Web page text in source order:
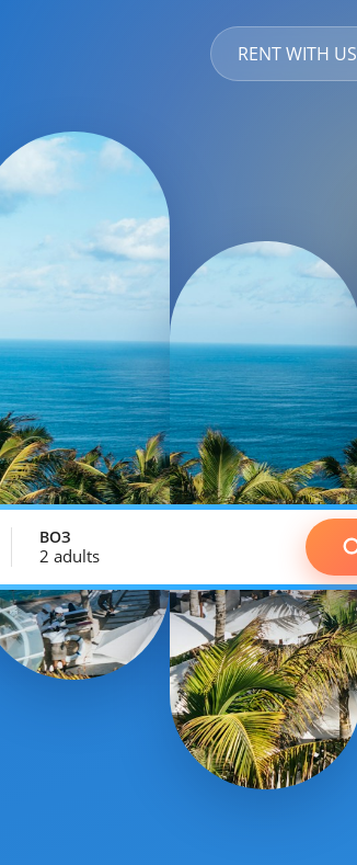
RENT WITH US
ВОЗ
2 adults